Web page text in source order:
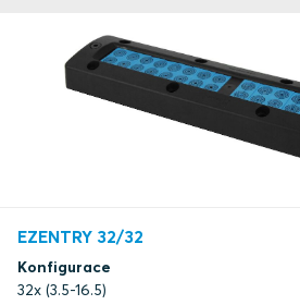
EZENTRY 32/32
Konfigurace
32x (3.5-16.5)